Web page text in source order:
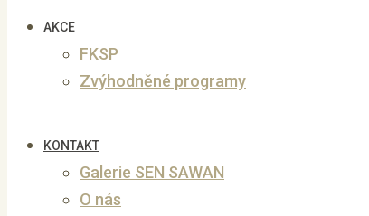
AKCE
FKSP
Zvýhodněné programy
KONTAKT
Galerie SEN SAWAN
O nás